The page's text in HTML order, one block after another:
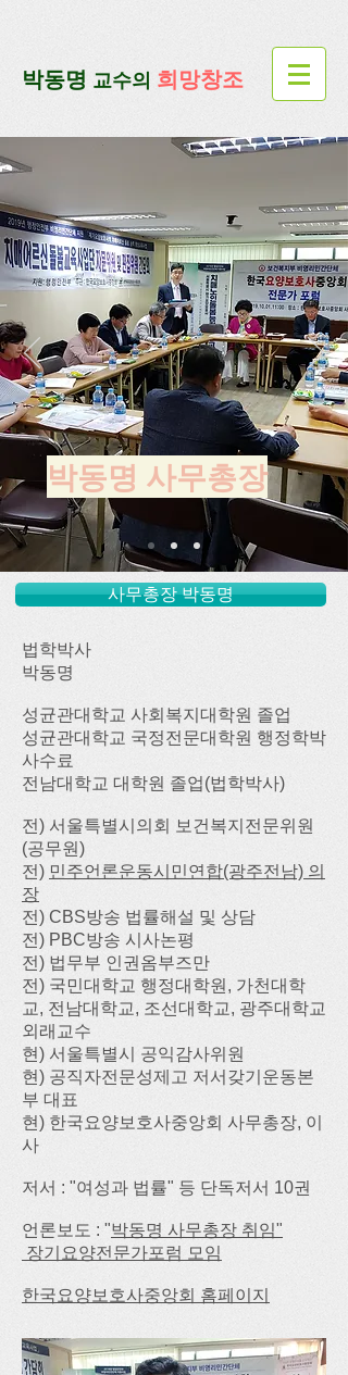
​박동명 교수의 희망창조
박동명 사무총장
사무총장 박동명
법학박사
박동명
성균관대학교 사회복지대학원 졸업
​성균관대학교 국정전문대학원 행정학박
사수료
전남대학교 대학원 졸업(법학박사)
전) 서울특별시의회 보건복지전문위원
(공무원)
전) 민주언론운동시민연합(광주전남) 의
장
전) CBS방송 법률해설 및 상담
전) PBC방송 시사논평
전) 법무부 인권옴부즈만
​전) 국민대학교 행정대학원, 가천대학
교, 전남대학교, 조선대학교, 광주대학교
외래교수
현) 서울특별시 공익감사위원
현) 공직자전문성제고 저서갖기운동본
부 대표
​현) 한국요양보호사중앙회 사무총장, 이
사
​저서 : "여성과 법률" 등 단독저서 10권
언론보도 : "​박동명 사무총장 취임"
장기요양전문가포럼 모임
​한국요양보호사중앙회 홈페이지